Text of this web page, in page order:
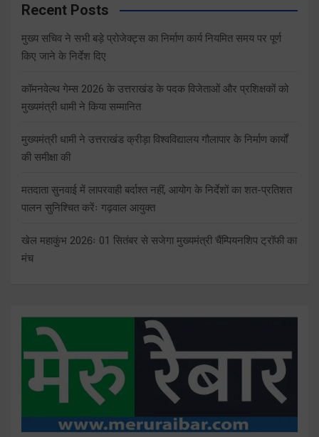
Recent Posts
मुख्य सचिव ने सभी बड़े प्रोजेक्ट्स का निर्माण कार्य नियमित समय पर पूर्ण
किए जाने के निर्देश दिए
कॉमनवेल्थ गेम्स 2026 के उत्तराखंड के पदक विजेताओं और प्रशिक्षकों को
मुख्यमंत्री धामी ने किया सम्मानित
मुख्यमंत्री धामी ने उत्तराखंड क्रीड़ा विश्वविद्यालय गौलापार के निर्माण कार्यों
की समीक्षा की
मतदाता सुनवाई में लापरवाही बर्दाश्त नहीं, आयोग के निर्देशों का शत-प्रतिशत
पालन सुनिश्चित करेंः गढ़वाल आयुक्त
खेल महाकुंभ 2026ः 01 सितंबर से सजेगा मुख्यमंत्री चैंम्पियनशिप ट्रॉफी का
मंच